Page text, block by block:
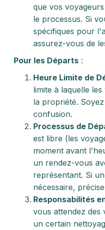
que vos
le processus. Si
spécifiques pour
assurez-vous de
Pour les Départs :
Heure Limite de
limite à laquelle
la propriété.
confusion.
Processus de
est libre (les
moment avant
un rendez-vous
représentant. Si
nécessaire,
Responsabilités
vous attendez des
un certain